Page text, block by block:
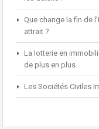
Que change la fin de
attrait ?
La lotterie en
de plus en plus
Les Sociétés Civiles